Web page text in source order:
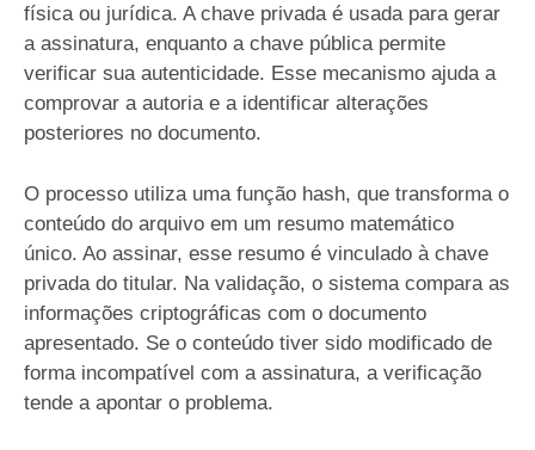
física ou jurídica. A chave privada é usada para gerar
a assinatura, enquanto a chave pública permite
verificar sua autenticidade. Esse mecanismo ajuda a
comprovar a autoria e a identificar alterações
posteriores no documento.
O processo utiliza uma função hash, que transforma o
conteúdo do arquivo em um resumo matemático
único. Ao assinar, esse resumo é vinculado à chave
privada do titular. Na validação, o sistema compara as
informações criptográficas com o documento
apresentado. Se o conteúdo tiver sido modificado de
forma incompatível com a assinatura, a verificação
tende a apontar o problema.